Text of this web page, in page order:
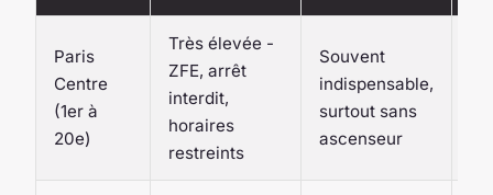
Paris
Centre
(1er à
20e)
Très élevée -
ZFE, arrêt
interdit,
horaires
restreints
Souvent
indispensable,
surtout sans
ascenseur